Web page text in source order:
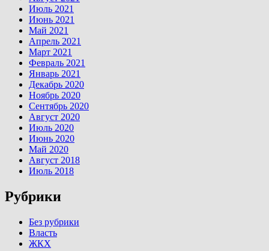
Июль 2021
Июнь 2021
Май 2021
Апрель 2021
Март 2021
Февраль 2021
Январь 2021
Декабрь 2020
Ноябрь 2020
Сентябрь 2020
Август 2020
Июль 2020
Июнь 2020
Май 2020
Август 2018
Июль 2018
Рубрики
Без рубрики
Власть
ЖКХ